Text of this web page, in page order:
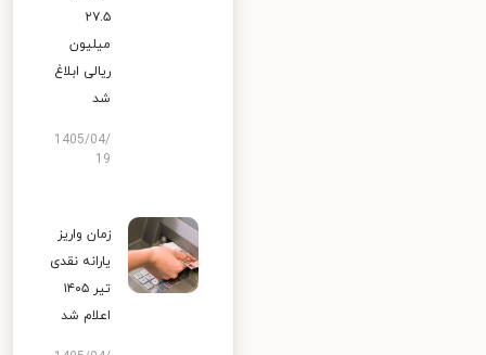
۲۷.۵
میلیون
ریالی ابلاغ
شد
1405/04/
19
زمان واریز
یارانه نقدی
تیر ۱۴۰۵
اعلام شد